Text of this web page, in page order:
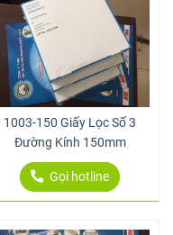
1003-150 Giấy Lọc Số 3
Đường Kính 150mm
Gọi hotline